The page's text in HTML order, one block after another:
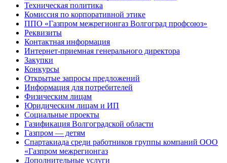
Техническая политика
Комиссия по корпоративной этике
ППО «Газпром межрегионгаз Волгоград профсоюз»
Реквизиты
Контактная информация
Интернет-приемная генерального директора
Закупки
Конкурсы
Открытые запросы предложений
Информация для потребителей
Физическим лицам
Юридическим лицам и ИП
Социальные проекты
Газификация Волгоградской области
Газпром — детям
Спартакиада среди работников группы компаний ООО
«Газпром межрегионгаз
Дополнительные услуги